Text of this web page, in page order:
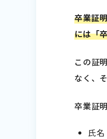
卒業証
には「
この証
なく、
卒業証
氏